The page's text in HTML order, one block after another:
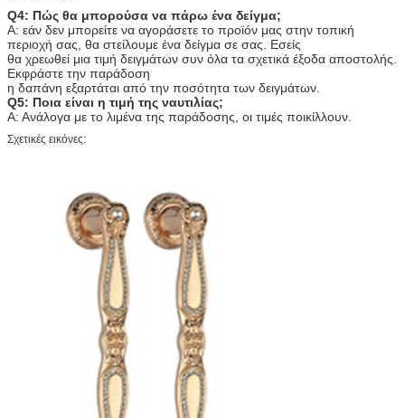
Q4: Πώς θα μπορούσα να πάρω ένα δείγμα;
Α: εάν δεν μπορείτε να αγοράσετε το προϊόν μας στην τοπική
περιοχή σας, θα στείλουμε ένα δείγμα σε σας. Εσείς
θα χρεωθεί μια τιμή δειγμάτων συν όλα τα σχετικά έξοδα αποστολής.
Εκφράστε την παράδοση
η δαπάνη εξαρτάται από την ποσότητα των δειγμάτων.
Q5: Ποια είναι η τιμή της ναυτιλίας;
Α: Ανάλογα με το λιμένα της παράδοσης, οι τιμές ποικίλλουν.
Σχετικές εικόνες: